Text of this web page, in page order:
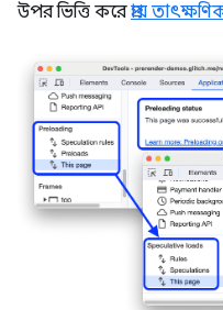
উপর ভিত্তি করেপ্রায়